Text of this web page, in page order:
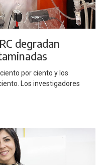
degradan
por ciento y los
Los investigadores